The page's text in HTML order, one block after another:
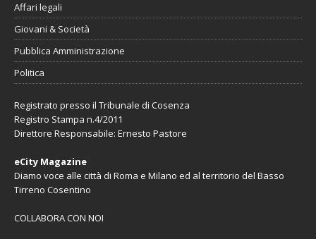
Affari legali
Giovani & Società
Pubblica Amministrazione
Politica
Registrato presso il Tribunale di Cosenza
Registro Stampa n.4/2011
Direttore Responsabile: Ernesto Pastore
eCity Magazine
Diamo voce alle città di Roma e Milano ed al territorio del Basso
Tirreno Cosentino
COLLABORA CON NOI